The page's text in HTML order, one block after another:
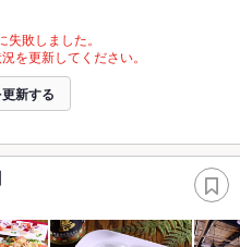
敗しました。
を更新してください。
新する